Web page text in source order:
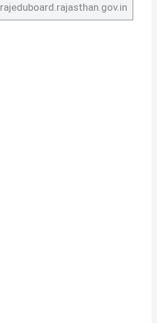
rajeduboard.rajasthan.gov.in